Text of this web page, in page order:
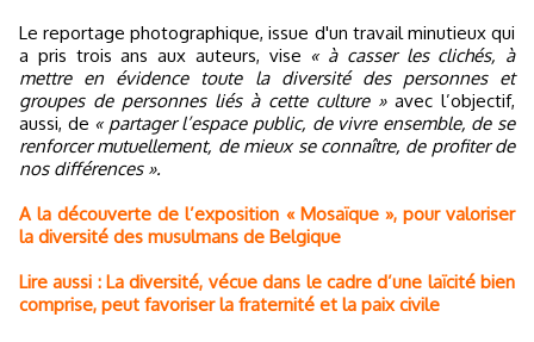
Le reportage photographique, issue d'un travail minutieux qui
a pris trois ans aux auteurs, vise « à casser les clichés, à
mettre en évidence toute la diversité des personnes et
groupes de personnes liés à cette culture »avec l’objectif,
aussi, de « partager l’espace public, de vivre ensemble, de se
renforcer mutuellement, de mieux se connaître, de profiter de
nos différences ».
A la découverte de l’exposition « Mosaïque », pour valoriser
la diversité des musulmans de Belgique
Lire aussi : La diversité, vécue dans le cadre d’une laïcité bien
comprise, peut favoriser la fraternité et la paix civile